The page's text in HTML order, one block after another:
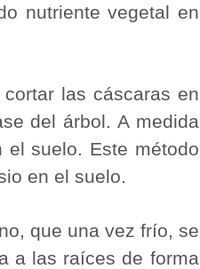
nutriente vegetal en
las cáscaras en
del árbol. A medida
el suelo. Este método
en el suelo.
que una vez frío, se
a las raíces de forma